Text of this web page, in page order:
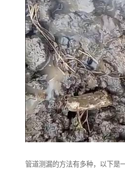
管道测漏的方法有多种，以下是